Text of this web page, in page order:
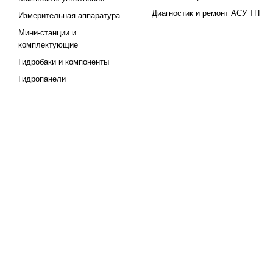
Измерительная аппаратура
Мини-станции и
комплектующие
Гидробаки и компоненты
Гидропанели
Диагностик и ремонт АСУ ТП